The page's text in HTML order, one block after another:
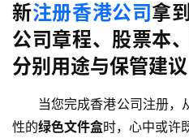
新注册香港公司 拿
公司章程、股票本
分别用途与保管建议
当您完成香港公司注册，
性的绿色文件盒时，心中或许